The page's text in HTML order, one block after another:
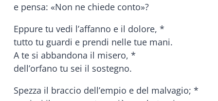
e pensa: «Non ne chiede conto»?
Eppure tu vedi l’affanno e il dolore, *
tutto tu guardi e prendi nelle tue mani.
A te si abbandona il misero, *
dell’orfano tu sei il sostegno.
Spezza il braccio dell’empio e del malvagio; *